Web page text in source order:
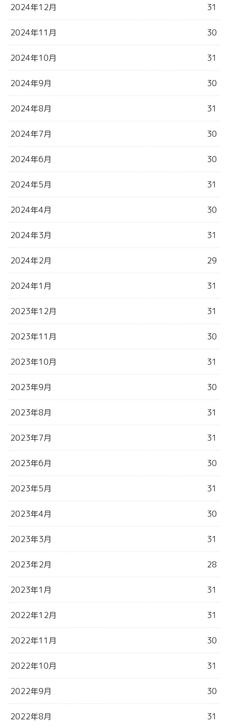
2024年12月 31
2024年11月 30
2024年10月 31
2024年9月 30
2024年8月 31
2024年7月 30
2024年6月 30
2024年5月 31
2024年4月 30
2024年3月 31
2024年2月 29
2024年1月 31
2023年12月 31
2023年11月 30
2023年10月 31
2023年9月 30
2023年8月 31
2023年7月 31
2023年6月 30
2023年5月 31
2023年4月 30
2023年3月 31
2023年2月 28
2023年1月 31
2022年12月 31
2022年11月 30
2022年10月 31
2022年9月 30
2022年8月 31